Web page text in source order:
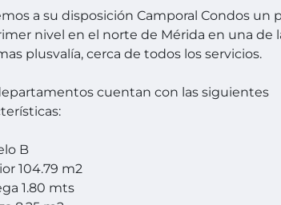
a su disposición Camporal Condos un
nivel en el norte de Mérida en una de
plusvalía, cerca de todos los servicios.
cuentan con las siguientes
B
104.79 m2
1.80 mts